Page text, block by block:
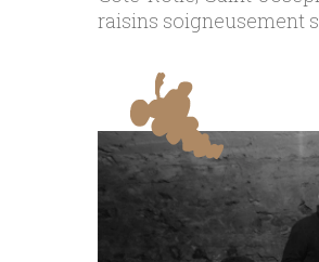
raisins soigneusement